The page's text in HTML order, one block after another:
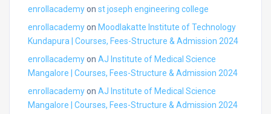
enrollacademyon st joseph engineering college
enrollacademyon Moodlakatte Institute of Technology
Kundapura | Courses, Fees-Structure & Admission 2024
enrollacademyon AJ Institute of Medical Science
Mangalore | Courses, Fees-Structure & Admission 2024
enrollacademyon AJ Institute of Medical Science
Mangalore | Courses, Fees-Structure & Admission 2024